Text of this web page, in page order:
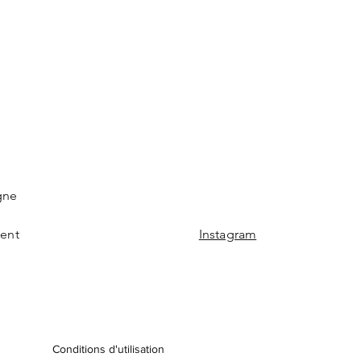
Instagram
Conditions d'utilisation